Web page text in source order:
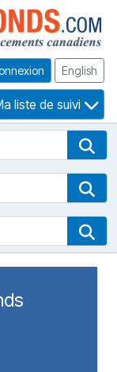
English
liste de suivi